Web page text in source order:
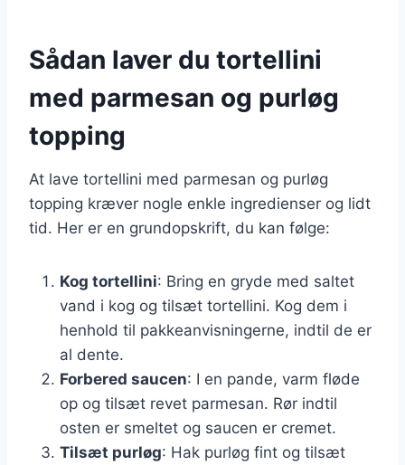
Sådan laver du tortellini
med parmesan og purløg
topping
At lave tortellini med parmesan og purløg
topping kræver nogle enkle ingredienser og lidt
tid. Her er en grundopskrift, du kan følge:
Kog tortellini: Bring en gryde med saltet
vand i kog og tilsæt tortellini. Kog dem i
henhold til pakkeanvisningerne, indtil de er
al dente.
Forbered saucen: I en pande, varm fløde
op og tilsæt revet parmesan. Rør indtil
osten er smeltet og saucen er cremet.
Tilsæt purløg: Hak purløg fint og tilsæt